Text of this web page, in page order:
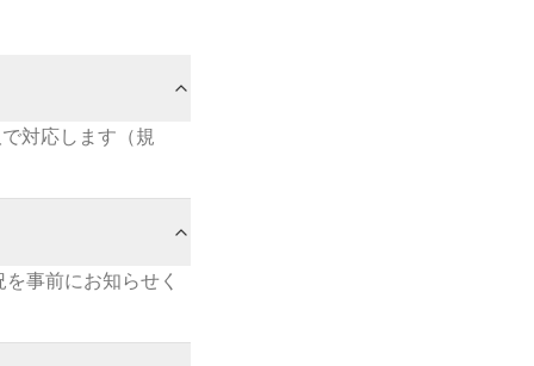
対応します（規
事前にお知らせく